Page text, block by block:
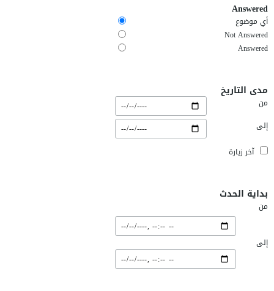
Answered
أي موضوع
Not Answered
Answered
مدى التاريخ
من
إلى
آخر زيارة
بداية الحدث
من
إلى